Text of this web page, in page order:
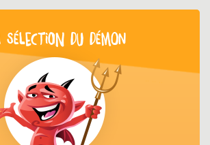
SÉLECTION DU DÉMON